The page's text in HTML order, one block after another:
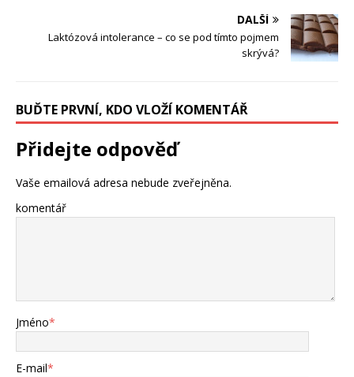
DALŠÍ
Laktózová intolerance – co se pod tímto pojmem
skrývá?
BUĎTE PRVNÍ, KDO VLOŽÍ KOMENTÁŘ
Přidejte odpověď
Vaše emailová adresa nebude zveřejněna.
komentář
Jméno*
E-mail*